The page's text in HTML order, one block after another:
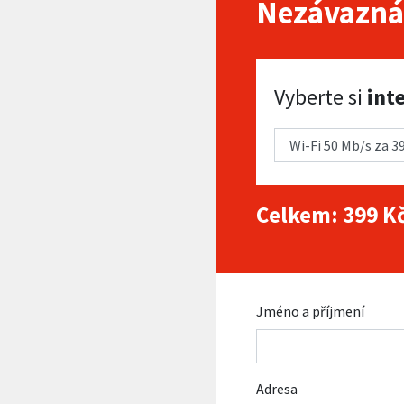
Vyberte si internet
Vyberte si
Celkem: 399
Jméno a příjmení
Adresa